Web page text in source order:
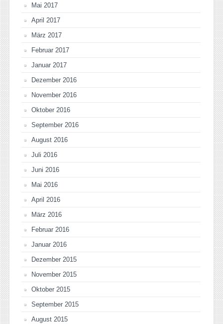
Mai 2017
April 2017
März 2017
Februar 2017
Januar 2017
Dezember 2016
November 2016
Oktober 2016
September 2016
August 2016
Juli 2016
Juni 2016
Mai 2016
April 2016
März 2016
Februar 2016
Januar 2016
Dezember 2015
November 2015
Oktober 2015
September 2015
August 2015